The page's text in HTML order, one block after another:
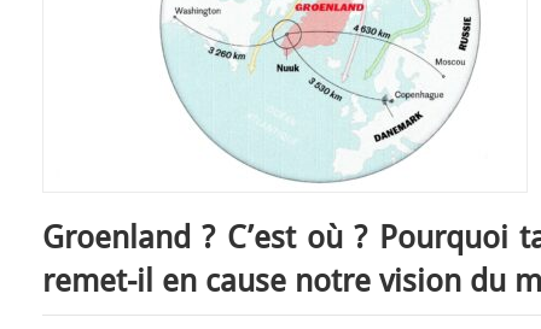
Groenland ? C’est où ? Pourquoi
remet-il en cause notre vision du